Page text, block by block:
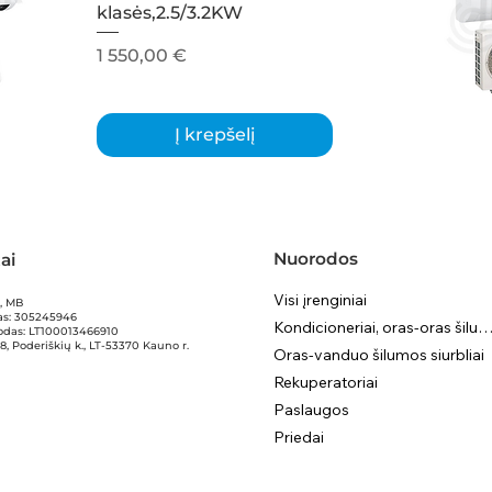
klasės,2.5/3.2KW
Kaina
1 550,00 €
Į krepšelį
MB
305245946
LT100013466910
Poderiškių k., LT-53370 Kauno r.
Nuorodos
Visi įrenginiai
Kondicioneriai, oras-oras šilumos siurbliai
Oras-vanduo šilumos siurbliai
Rekuperatoriai
Paslaugos
Priedai